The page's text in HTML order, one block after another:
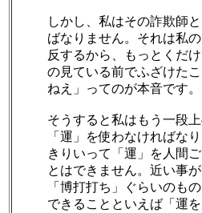
しかし、私はその詐欺師
ばなりません。それは私
反するから、もっとくだ
の見ている前でふざけた
ねえ」ってのが本音です。
そうすると私はもう一段上
「運」を使わなければな
きりいって「運」を人間
とはできません。近い事
「博打打ち」ぐらいのも
できることといえば「運